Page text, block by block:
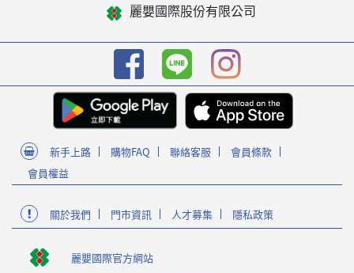
麗嬰國際股份有限公司
新手上路 購物FAQ 聯絡客服
會員條款
會員權益
關於我們 門市資訊 人才募集 隱私政策
麗嬰國際官方網站